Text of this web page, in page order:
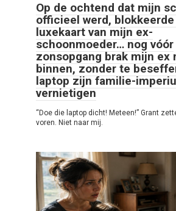
Op de ochtend dat mijn
officieel werd,
luxekaart van mijn ex-
schoonmoeder… nog vóór
zonsopgang brak mijn ex
binnen, zonder te
laptop zijn familie-
vernietigen
“Doe die laptop dicht! Meteen!” Grant
voren. Niet naar mij.